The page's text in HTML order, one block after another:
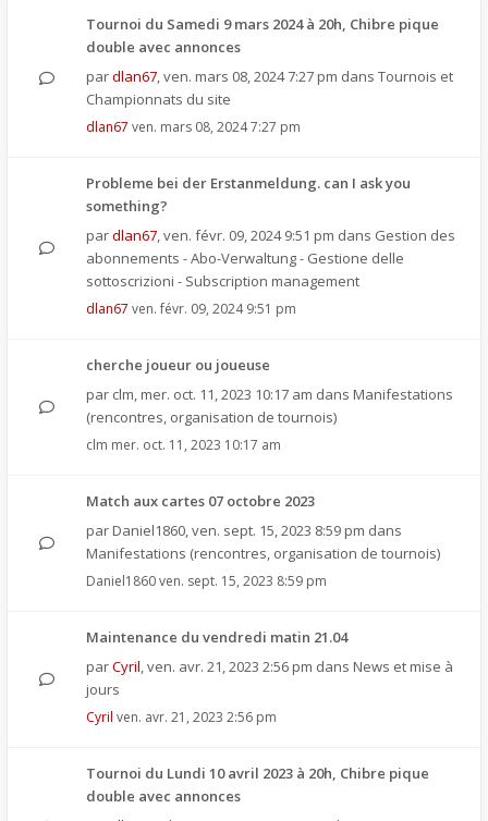
Tournoi du Samedi 9 mars 2024 à 20h, Chibre pique
double avec annonces
pardlan67,ven. mars 08, 2024 7:27 pm dans Tournois et
Championnats du site
dlan67 ven. mars 08, 2024 7:27 pm
Probleme bei der Erstanmeldung. can I ask you
something?
pardlan67,ven. févr. 09, 2024 9:51 pm dans Gestion des
abonnements - Abo-Verwaltung - Gestione delle
sottoscrizioni - Subscription management
dlan67 ven. févr. 09, 2024 9:51 pm
cherche joueur ou joueuse
par clm, mer. oct. 11, 2023 10:17 am dans Manifestations
(rencontres, organisation de tournois)
clm mer. oct. 11, 2023 10:17 am
Match aux cartes 07 octobre 2023
par Daniel1860,ven. sept. 15, 2023 8:59 pm dans
Manifestations (rencontres, organisation de tournois)
Daniel1860ven. sept. 15, 2023 8:59 pm
Maintenance du vendredi matin 21.04
parCyril,ven. avr. 21, 2023 2:56 pm dans News et mise à
jours
Cyril ven. avr. 21, 2023 2:56 pm
Tournoi du Lundi 10 avril 2023 à 20h, Chibre pique
double avec annonces